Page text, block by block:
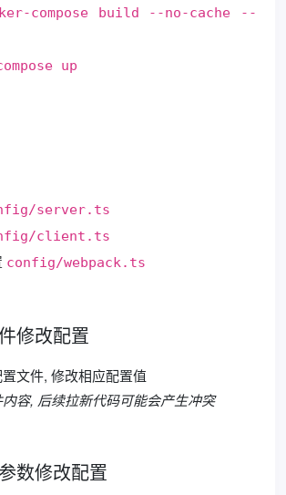
compose build --no-cache --
up
server.ts
client.ts
config/webpack.ts
修改配置
文件, 修改相应配置值
容, 后续拉新代码可能会产生冲突
数修改配置